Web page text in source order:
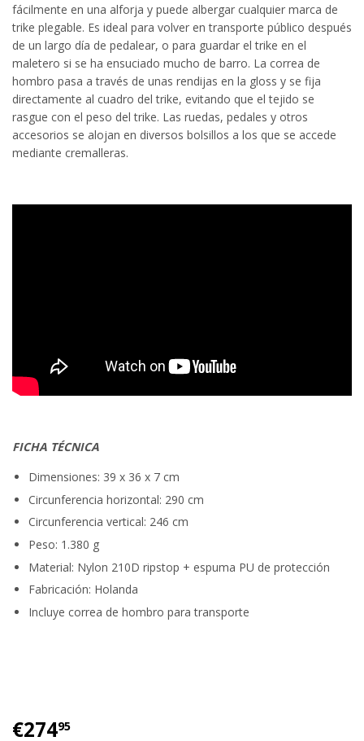
fácilmente en una alforja y puede albergar cualquier marca de
trike plegable. Es ideal para volver en transporte público después
de un largo día de pedalear, o para guardar el trike en el
maletero si se ha ensuciado mucho de barro. La correa de
hombro pasa a través de unas rendijas en la gloss y se fija
directamente al cuadro del trike, evitando que el tejido se
rasgue con el peso del trike. Las ruedas, pedales y otros
accesorios se alojan en diversos bolsillos a los que se accede
mediante cremalleras.
FICHA TÉCNICA
Dimensiones: 39 x 36 x 7 cm
Circunferencia horizontal: 290 cm
Circunferencia vertical: 246 cm
Peso: 1.380 g
Material: Nylon 210D ripstop + espuma PU de protección
Fabricación: Holanda
Incluye correa de hombro para transporte
€27495